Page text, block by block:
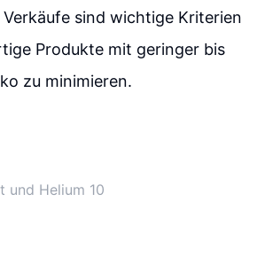
sind wichtige Kriterien
Produkte mit geringer bis
zu minimieren.
und Helium 10